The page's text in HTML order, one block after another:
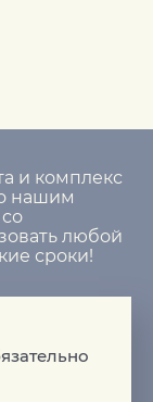
и комплекс
нашим
любой
сроки!